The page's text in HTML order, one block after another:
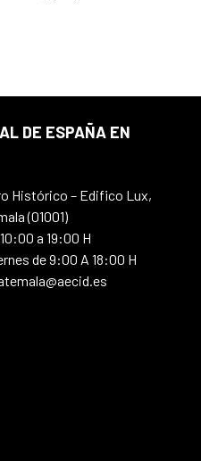
DE ESPAÑA EN
Histórico – Edifico Lux,
(01001)
a 19:00 H
de 9:00 A 18:00 H